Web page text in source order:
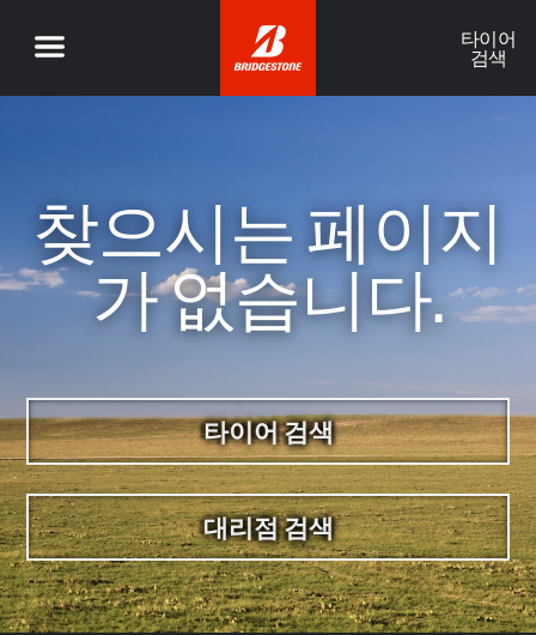
타이어
검색
찾으시는 페이지
가 없습니다.
타이어 검색
대리점 검색